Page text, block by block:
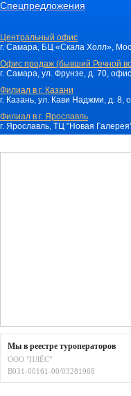
Спецпредложения
Центральный офис
г. Самара, БЦ «Скала Холл»,
Офис продаж (бывший Речной
г. Самара, ул. Фрунзе, д. 70,
Филиал в г. Казани
г. Казань, ул. Кави Наджми, д.
Филиал в г. Ярославль
г. Ярославль, ТЦ "Новая
Мы в реестре туроператоров
ООО "ПЛЁС"
В031-00161-00/03281968